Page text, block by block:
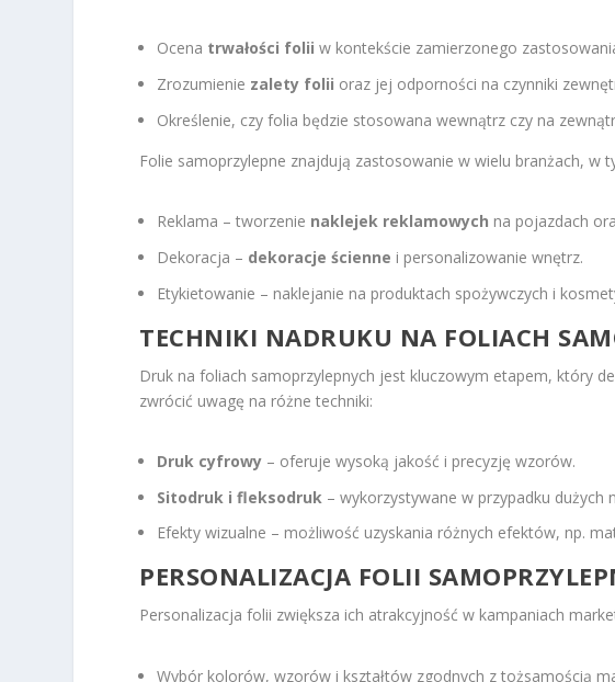
Ocena trwałości folii w kontekście zamierzonego
Zrozumienie zalety folii oraz jej odporności na czynniki
Określenie, czy folia będzie stosowana wewnątrz czy na
Folie samoprzylepne znajdują zastosowanie w wielu branżach, w
Reklama – tworzenie naklejek reklamowych na pojazdach
Dekoracja – dekoracje ścienne i personalizowanie wnętrz.
Etykietowanie – naklejanie na produktach spożywczych i
TECHNIKI NADRUKU NA FOLIACH
Druk na foliach samoprzylepnych jest kluczowym etapem, który
zwrócić uwagę na różne techniki:
Druk cyfrowy – oferuje wysoką jakość i precyzję wzorów.
Sitodruk i fleksodruk – wykorzystywane w przypadku dużych
Efekty wizualne – możliwość uzyskania różnych efektów, np.
PERSONALIZACJA FOLII
Personalizacja folii zwiększa ich atrakcyjność w kampaniach
Wybór kolorów, wzorów i kształtów zgodnych z tożsamością